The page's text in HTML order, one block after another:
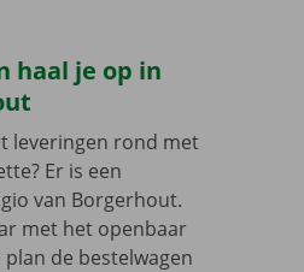
haal je op in
leveringen rond met
Er is een
van Borgerhout.
met het openbaar
de bestelwagen